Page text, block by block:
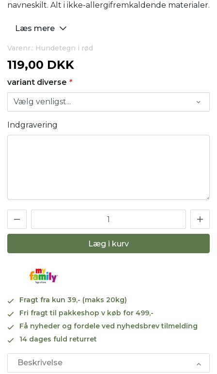
navneskilt. Alt i ikke-allergifremkaldende materialer.
Læs mere
Varenr.: Hundetegn i rød
119,00 DKK
variant diverse *
Indgravering
Læg i kurv
Fragt fra kun 39,- (maks 20kg)
Fri fragt til pakkeshop v køb for 499,-
Få nyheder og fordele ved nyhedsbrev tilmelding
14 dages fuld returret
Beskrivelse